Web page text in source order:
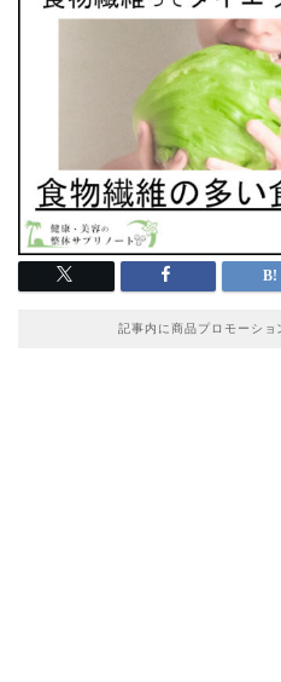
記事内に商品プロモーシ